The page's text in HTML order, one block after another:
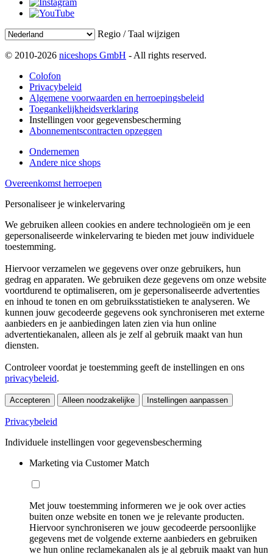
Regio / Taal wijzigen
© 2010-2026 niceshops GmbH - All rights reserved.
Colofon
Privacybeleid
Algemene voorwaarden en herroepingsbeleid
Toegankelijkheidsverklaring
Instellingen voor gegevensbescherming
Abonnementscontracten opzeggen
Ondernemen
Andere nice shops
Overeenkomst herroepen
Personaliseer je winkelervaring
We gebruiken alleen cookies en andere technologieën om je een
gepersonaliseerde winkelervaring te bieden met jouw individuele
toestemming.
Hiervoor verzamelen we gegevens over onze gebruikers, hun
gedrag en apparaten. We gebruiken deze gegevens om onze website
voortdurend te optimaliseren, om je gepersonaliseerde advertenties
en inhoud te tonen en om gebruiksstatistieken te analyseren. We
kunnen jouw gecodeerde gegevens ook synchroniseren met externe
aanbieders en je aanbiedingen laten zien via hun online
advertentiekanalen, alleen als je zelf al gebruik maakt van hun
diensten.
Controleer voordat je toestemming geeft de instellingen en ons
privacybeleid.
Accepteren Alleen noodzakelijke Instellingen aanpassen
Privacybeleid
Individuele instellingen voor gegevensbescherming
Marketing via Customer Match
Met jouw toestemming informeren we je ook over acties
buiten onze website en tonen we je relevante producten.
Hiervoor synchroniseren we jouw gecodeerde persoonlijke
gegevens met de volgende externe aanbieders en gebruiken
we hun online reclamekanalen als je al gebruik maakt van hun